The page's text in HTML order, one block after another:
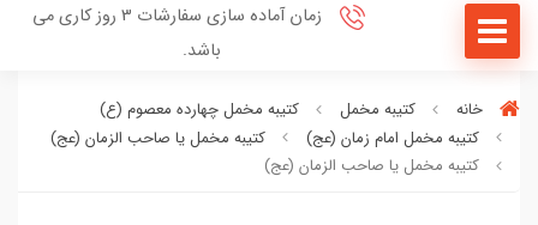
زمان آماده سازی سفارشات 3 روز کاری می
باشد.
خانه کتیبه مخمل
کتیبه مخمل چهارده معصوم (ع)
کتیبه مخمل امام زمان (عج)
کتیبه مخمل یا صاحب الزمان (عج)
کتیبه مخمل یا صاحب الزمان (عج)